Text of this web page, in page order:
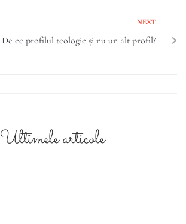
NEXT
De ce profilul teologic și nu un alt profil?
Ultimele articole